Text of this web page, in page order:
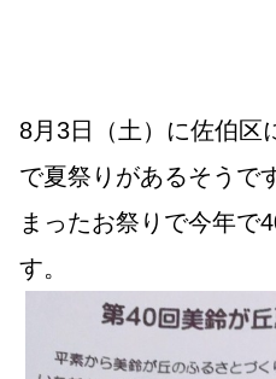
8月3日（土）に佐伯区
で夏祭りがあるそうで
まったお祭りで今年で
す。